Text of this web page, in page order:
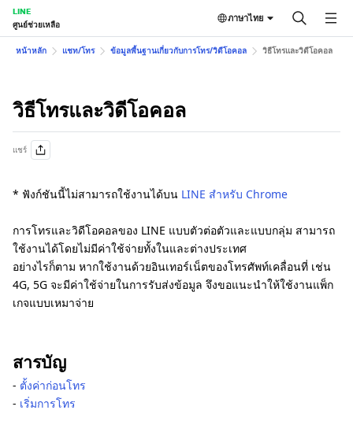
LINE
ศูนย์ช่วยเหลือ
ภาษาไทย
หน้าหลัก แชท/โทร ข้อมูลพื้นฐานเกี่ยวกับการโทร/วิดีโอคอล วิธีโทรและวิดีโอคอล
วิธีโทรและวิดีโอคอล
แชร์
* ฟังก์ชันนี้ไม่สามารถใช้งานได้บน LINE สำหรับ Chrome
การโทรและวิดีโอคอลของ LINE แบบตัวต่อตัวและแบบกลุ่ม สามารถ
ใช้งานได้โดยไม่มีค่าใช้จ่ายทั้งในและต่างประเทศ
อย่างไรก็ตาม หากใช้งานด้วยอินเทอร์เน็ตของโทรศัพท์เคลื่อนที่ เช่น
4G, 5G จะมีค่าใช้จ่ายในการรับส่งข้อมูล จึงขอแนะนำให้ใช้งานแพ็ก
เกจแบบเหมาจ่าย
สารบัญ
‐ ตั้งค่าก่อนโทร
‐ เริ่มการโทร